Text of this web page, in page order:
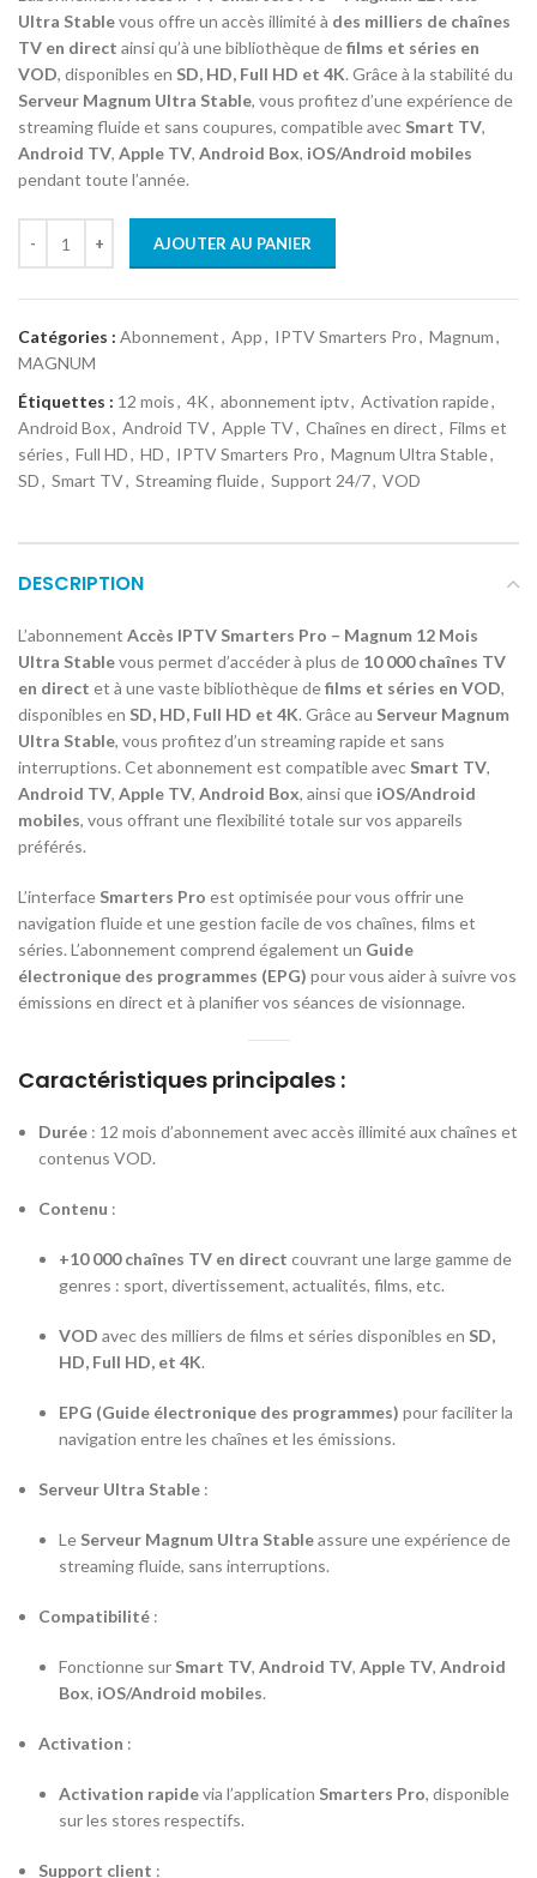
Ultra Stablevous offre un accès illimité à des milliers de chaînes
TV en direct ainsi qu’à une bibliothèque defilms et séries en
VOD, disponibles en SD, HD, Full HD et 4K. Grâce à la stabilité du
Serveur Magnum Ultra Stable, vous profitez d’une expérience de
streaming fluide et sans coupures, compatible avec Smart TV,
Android TV, Apple TV, Android Box, iOS/Android mobiles
pendant toute l’année.
AJOUTER AU PANIER
Catégories : Abonnement, App, IPTV Smarters Pro, Magnum,
MAGNUM
Étiquettes : 12 mois, 4K, abonnement iptv, Activation rapide,
Android Box, Android TV, Apple TV, Chaînes en direct, Films et
séries, Full HD, HD, IPTV Smarters Pro, Magnum Ultra Stable,
SD, Smart TV, Streaming fluide, Support 24/7, VOD
DESCRIPTION
L’abonnement Accès IPTV Smarters Pro – Magnum 12 Mois
Ultra Stablevous permet d’accéder à plus de 10 000 chaînes TV
en direct et à une vaste bibliothèque defilms et séries en VOD,
disponibles en SD, HD, Full HD et 4K. Grâce au Serveur Magnum
Ultra Stable, vous profitez d’un streaming rapide et sans
interruptions. Cet abonnement est compatible avec Smart TV,
Android TV, Apple TV, Android Box, ainsi que iOS/Android
mobiles, vous offrant une flexibilité totale sur vos appareils
préférés.
L’interface Smarters Pro est optimisée pour vous offrir une
navigation fluide et une gestion facile de vos chaînes, films et
séries. L’abonnement comprend également un Guide
électronique des programmes (EPG) pour vous aider à suivre vos
émissions en direct et à planifier vos séances de visionnage.
Caractéristiques principales :
Durée : 12 mois d’abonnement avec accès illimité aux chaînes et
contenus VOD.
Contenu :
+10 000 chaînes TV en direct couvrant une large gamme de
genres : sport, divertissement, actualités, films, etc.
VOD avec des milliers de films et séries disponibles en SD,
HD, Full HD, et 4K.
EPG (Guide électronique des programmes) pour faciliter la
navigation entre les chaînes et les émissions.
Serveur Ultra Stable :
Le Serveur Magnum Ultra Stableassure une expérience de
streaming fluide, sans interruptions.
Compatibilité :
Fonctionne sur Smart TV, Android TV, Apple TV, Android
Box, iOS/Android mobiles.
Activation :
Activation rapidevia l’application Smarters Pro, disponible
sur les stores respectifs.
Support client :